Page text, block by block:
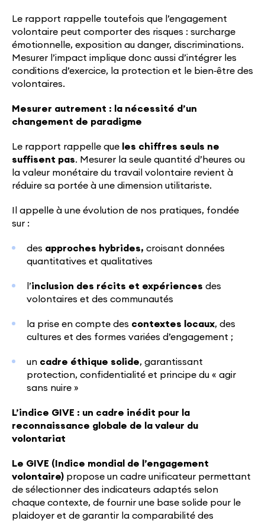
Le rapport rappelle toutefois que l’engagement
volontaire peut comporter des risques : surcharge
émotionnelle, exposition au danger, discriminations.
Mesurer l’impact implique donc aussi d’intégrer les
conditions d’exercice, la protection et le bien‑être des
volontaires.
Mesurer autrement : la nécessité d’un
changement de paradigme
Le rapport rappelle que les chiffres seuls ne
suffisent pas. Mesurer la seule quantité d’heures ou
la valeur monétaire du travail volontaire revient à
réduire sa portée à une dimension utilitariste.
Il appelle à une évolution de nos pratiques, fondée
sur :
des approches hybrides, croisant données
quantitatives et qualitatives
l’inclusion des récits et expériences des
volontaires et des communautés
la prise en compte des contextes locaux, des
cultures et des formes variées d’engagement ;
un cadre éthique solide, garantissant
protection, confidentialité et principe du « agir
sans nuire »
L’indice GIVE : un cadre inédit pour la
reconnaissance globale de la valeur du
volontariat
Le GIVE (Indice mondial de l’engagement
volontaire) propose un cadre unificateur permettant
de sélectionner des indicateurs adaptés selon
chaque contexte, de fournir une base solide pour le
plaidoyer et de garantir la comparabilité des